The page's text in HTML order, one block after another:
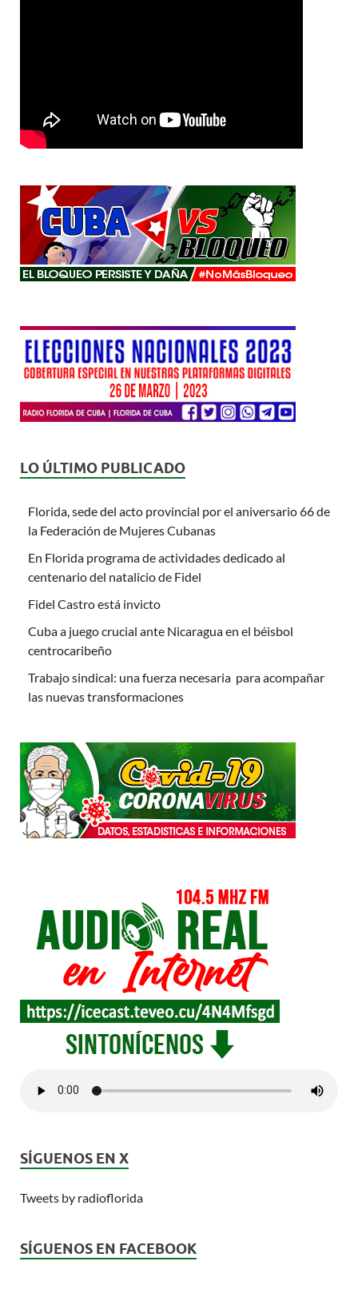
LO ÚLTIMO PUBLICADO
Florida, sede del acto provincial por el aniversario 66 de
la Federación de Mujeres Cubanas
En Florida programa de actividades dedicado al
centenario del natalicio de Fidel
Fidel Castro está invicto
Cuba a juego crucial ante Nicaragua en el béisbol
centrocaribeño
Trabajo sindical: una fuerza necesaria para acompañar
las nuevas transformaciones
SÍGUENOS EN X
Tweets by radioflorida
SÍGUENOS EN FACEBOOK